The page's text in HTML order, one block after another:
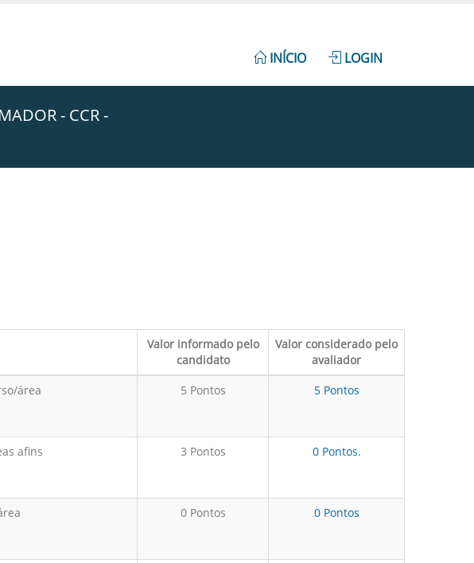
INÍCIO LOGIN
- CCR -
Valor informado pelo
candidato
Valor considerado pelo
avaliador
área 5 Pontos 5 Pontos
afins 3 Pontos 0 Pontos.
0 Pontos 0 Pontos